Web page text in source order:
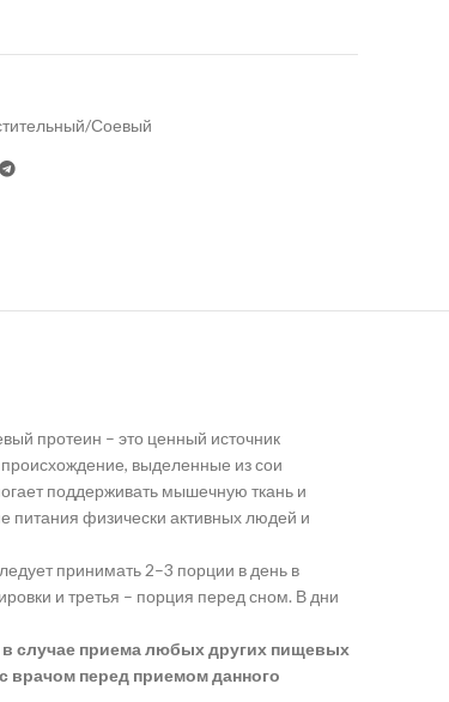
Соевый
протеин – это ценный источник
выделенные из сои
поддерживать мышечную ткань и
питания физически активных людей и
принимать 2–3 порции в день в
и третья – порция перед сном. В дни
в случае приема любых других пищевых
врачом перед приемом данного